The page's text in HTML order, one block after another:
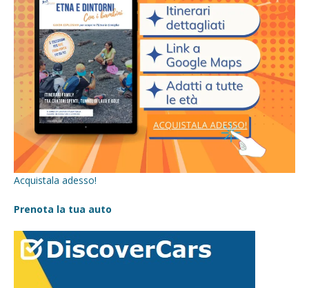
Acquistala adesso!
Prenota la tua auto